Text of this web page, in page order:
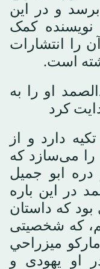
و در این
کمک
را انتشارات
است.
او را به
کرد
دارد و از
را می‌سازد که
ابو جمیل
در این باره
که داستان
که شخصیتی
میزراحي
او یهودی و